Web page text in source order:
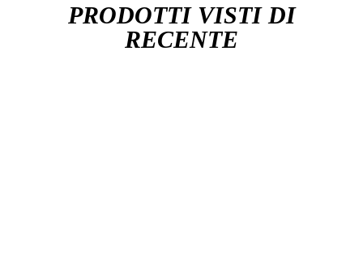
PRODOTTI VISTI DI
RECENTE